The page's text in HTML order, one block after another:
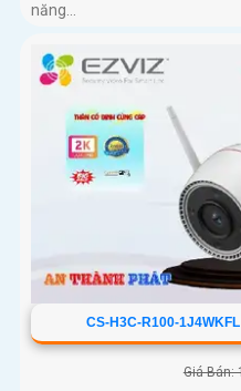
năng...
CS-H3C-R100-
Giá Bán: